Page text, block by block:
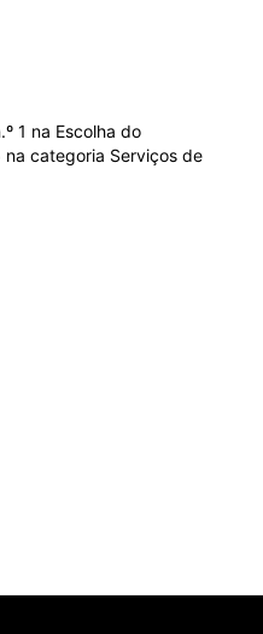
1 na Escolha do
na categoria Serviços de